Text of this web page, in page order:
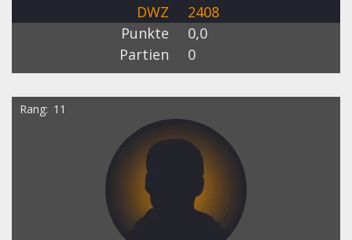
DWZ
2408
Punkte
0,0
Partien
0
Rang 11